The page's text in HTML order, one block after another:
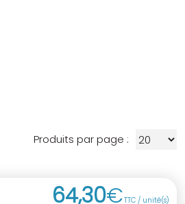
Produits par page :
64,30€TTC / unité(s)